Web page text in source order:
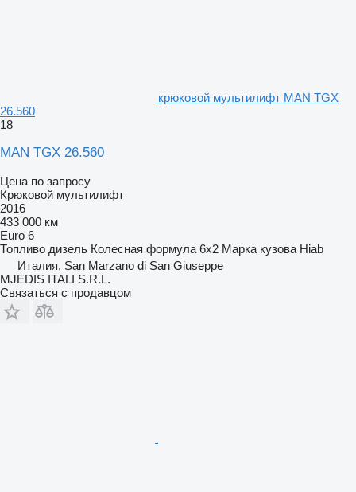
крюковой мультилифт MAN TGX
26.560
18
MAN TGX 26.560
Цена по запросу
Крюковой мультилифт
2016
433 000 км
Euro 6
Топливо дизель Колесная формула 6x2 Марка кузова Hiab
Италия, San Marzano di San Giuseppe
MJEDIS ITALI S.R.L.
Связаться с продавцом